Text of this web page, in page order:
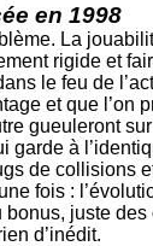
en 1998
La
rigide et
le feu de
et que l’on
gueuleront
garde à
de collisions
fois :
juste
d’inédit.